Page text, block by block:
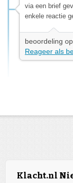
via een brief
enkele reactie
beoordeling
Reageer als
Klacht.nl